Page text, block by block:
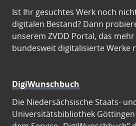
Ist Ihr gesuchtes Werk noch
digitalen Bestand? Dann
unserem ZVDD Portal, das mehr
bundesweit digitalisierte Werke
DigiWunschbuch
Die Niedersächsische Staats-
Universitätsbibliothek